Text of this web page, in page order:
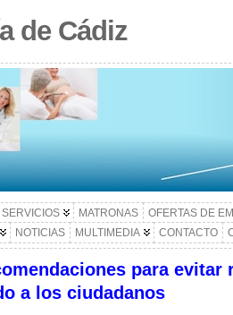
de Cádiz
SERVICIOS MATRONAS OFERTAS DE
NOTICIAS MULTIMEDIA CONTACTO
para evitar
a los ciudadanos